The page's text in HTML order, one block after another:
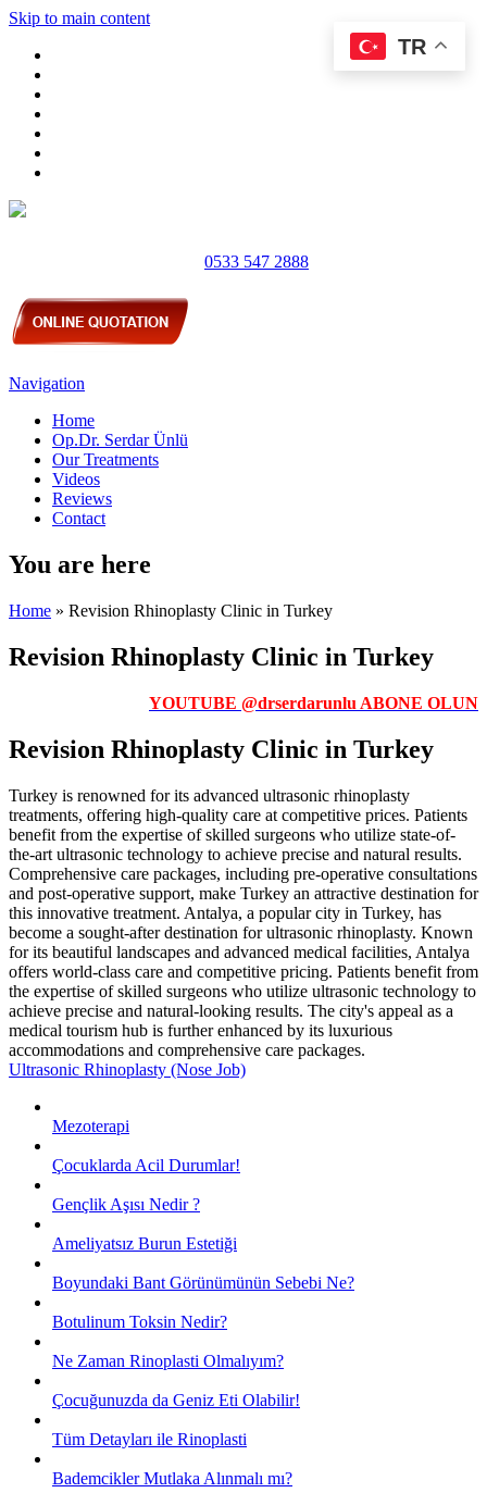
Skip to main content
0533 547 2888
Navigation
Home
Op.Dr. Serdar Ünlü
Our Treatments
Videos
Reviews
Contact
You are here
Home » Revision Rhinoplasty Clinic in Turkey
Revision Rhinoplasty Clinic in Turkey
YOUTUBE @drserdarunlu ABONE OLUN
Revision Rhinoplasty Clinic in Turkey
Turkey is renowned for its advanced ultrasonic rhinoplasty
treatments, offering high-quality care at competitive prices. Patients
benefit from the expertise of skilled surgeons who utilize state-of-
the-art ultrasonic technology to achieve precise and natural results.
Comprehensive care packages, including pre-operative consultations
and post-operative support, make Turkey an attractive destination for
this innovative treatment. Antalya, a popular city in Turkey, has
become a sought-after destination for ultrasonic rhinoplasty. Known
for its beautiful landscapes and advanced medical facilities, Antalya
offers world-class care and competitive pricing. Patients benefit from
the expertise of skilled surgeons who utilize ultrasonic technology to
achieve precise and natural-looking results. The city's appeal as a
medical tourism hub is further enhanced by its luxurious
accommodations and comprehensive care packages.
Ultrasonic Rhinoplasty (Nose Job)
Mezoterapi
Çocuklarda Acil Durumlar!
Gençlik Aşısı Nedir ?
Ameliyatsız Burun Estetiği
Boyundaki Bant Görünümünün Sebebi Ne?
Botulinum Toksin Nedir?
Ne Zaman Rinoplasti Olmalıyım?
Çocuğunuzda da Geniz Eti Olabilir!
Tüm Detayları ile Rinoplasti
Bademcikler Mutlaka Alınmalı mı?
TR